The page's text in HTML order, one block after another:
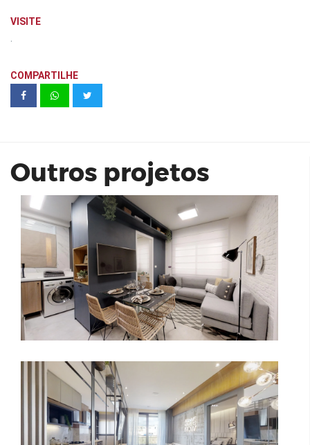
VISITE
COMPARTILHE
Outros projetos
VIVAZ Jardim Prudencia 33m²
Anhangabaú Design - 1 suíte | Mondo
Tebas
Vivaz Taboão da Serra 43 m²